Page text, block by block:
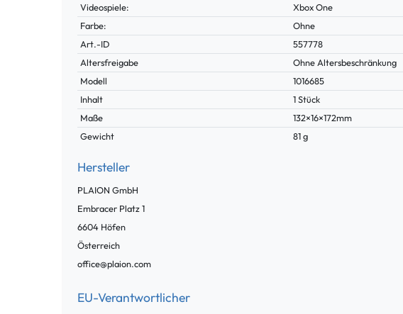
Videospiele:
Xbox One
Farbe:
Ohne
Technisches
Merkmal
Wert
Art.-ID
557778
Altersfreigabe
Ohne Altersbeschränkung
Modell
1016685
Inhalt
1 Stück
Maße
132×16×172mm
Gewicht
81 g
Hersteller
PLAION GmbH
Embracer Platz1
6604 Höfen
Österreich
office@plaion.com
EU-Verantwortlicher